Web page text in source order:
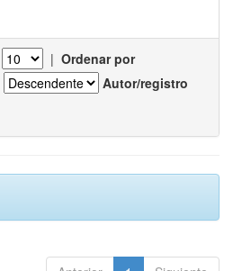
| Ordenar por
Autor/registro